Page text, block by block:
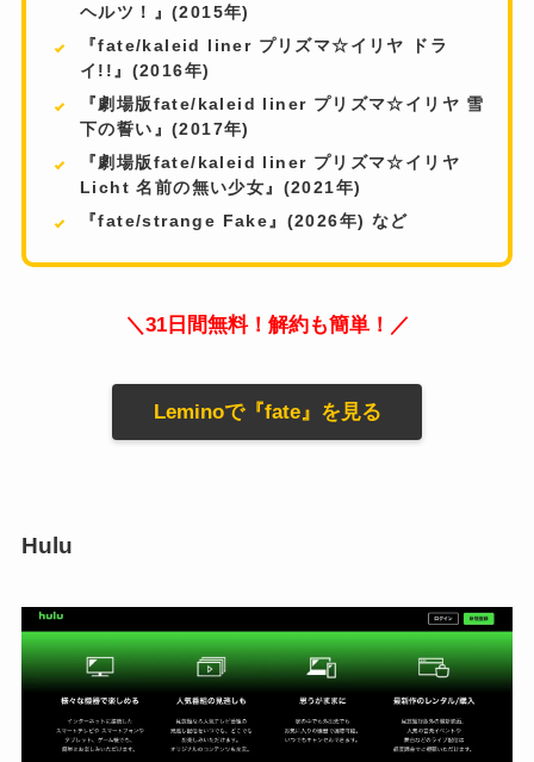
ヘルツ！』(2015年)
『fate/kaleid liner プリズマ☆イリヤ ドラ
イ!!』(2016年)
『劇場版fate/kaleid liner プリズマ☆イリヤ 雪
下の誓い』(2017年)
『劇場版fate/kaleid liner プリズマ☆イリヤ
Licht 名前の無い少女』(2021年)
『fate/strange Fake』(2026年) など
＼31日間無料！解約も簡単！／
Leminoで『fate』を見る
Hulu